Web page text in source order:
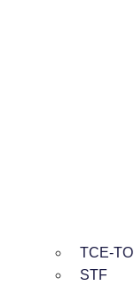
TCE-TO
STF